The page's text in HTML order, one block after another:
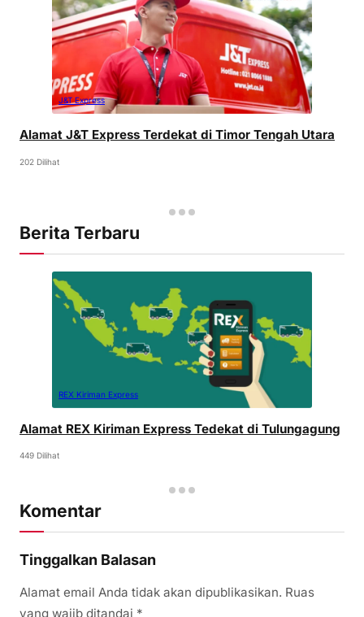
J&T Express
Alamat J&T Express Terdekat di Timor Tengah Utara
202 Dilihat
Berita Terbaru
REX Kiriman Express
Alamat REX Kiriman Express Tedekat di Tulungagung
449 Dilihat
Komentar
Tinggalkan Balasan
Alamat email Anda tidak akan dipublikasikan. Ruas
yang wajib ditandai *